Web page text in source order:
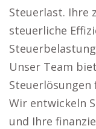
Steuerlast. Ihre
steuerliche
Unser Team
Steuerlösungen
Wir entwickeln
und Ihre